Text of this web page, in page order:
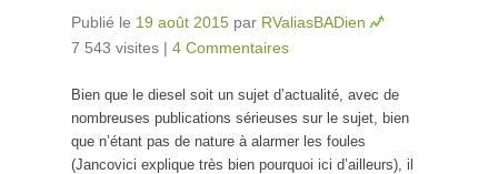
Publié le 19 août 2015 par RValiasBADien
7 543 visites | 4 Commentaires
Bien que le diesel soit un sujet d’actualité, avec de
nombreuses publications sérieuses sur le sujet, bien
que n’étant pas de nature à alarmer les foules
(Jancovici explique très bien pourquoi ici d’ailleurs), il